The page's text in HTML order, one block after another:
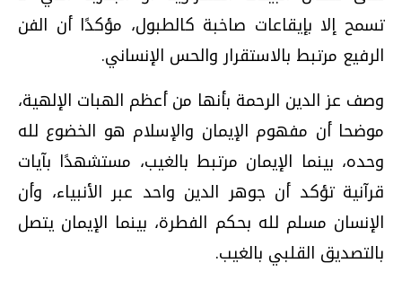
تسمح إلا بإيقاعات صاخبة كالطبول، مؤكدًا أن الفن
الرفيع مرتبط بالاستقرار والحس الإنساني.
وصف عز الدين الرحمة بأنها من أعظم الهبات الإلهية،
موضحا أن مفهوم الإيمان والإسلام هو الخضوع لله
وحده، بينما الإيمان مرتبط بالغيب، مستشهدًا بآيات
قرآنية تؤكد أن جوهر الدين واحد عبر الأنبياء، وأن
الإنسان مسلم لله بحكم الفطرة، بينما الإيمان يتصل
بالتصديق القلبي بالغيب.